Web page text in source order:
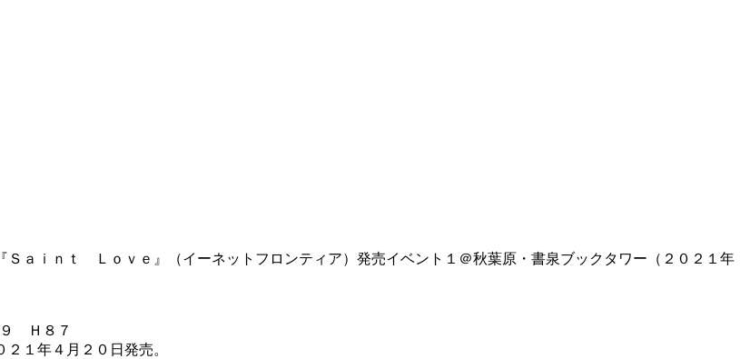
Ｓａｉｎｔ Ｌｏｖｅ』（イーネットフロンティア）発売イベント１＠秋葉原・書泉ブックタワー（２０２１年
Ｈ８７
１年４月２０日発売。